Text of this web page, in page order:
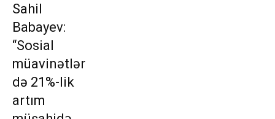
Sahil
Babayev:
“Sosial
müavinətlər
də 21%-lik
artım